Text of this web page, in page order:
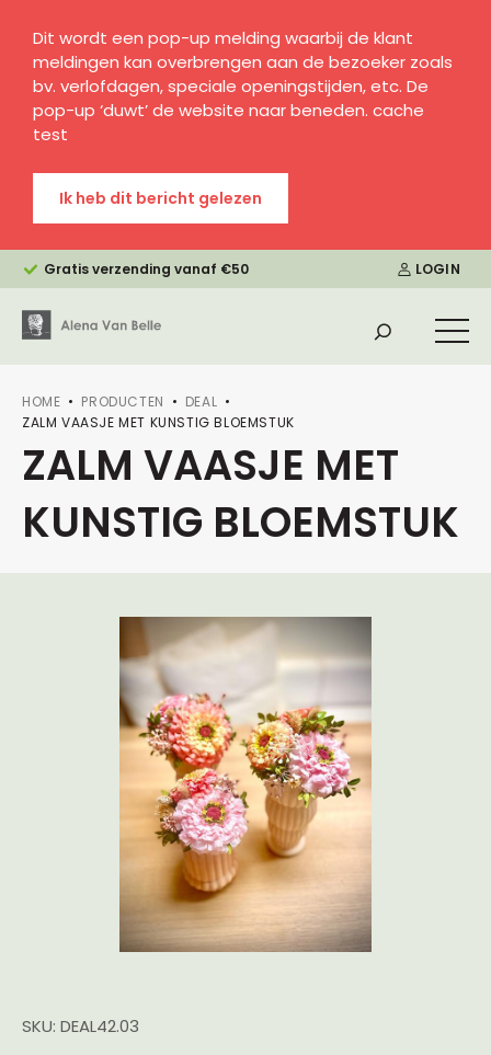
Dit wordt een pop-up melding waarbij de klant
meldingen kan overbrengen aan de bezoeker zoals
bv. verlofdagen, speciale openingstijden, etc. De
pop-up ‘duwt’ de website naar beneden. cache
test
Ik heb dit bericht gelezen
Gratis verzending vanaf €50 LOGIN
HOME PRODUCTEN
DEAL
ZALM VAASJE MET KUNSTIG BLOEMSTUK
ZALM VAASJE MET
KUNSTIG BLOEMSTUK
SKU: DEAL42.03